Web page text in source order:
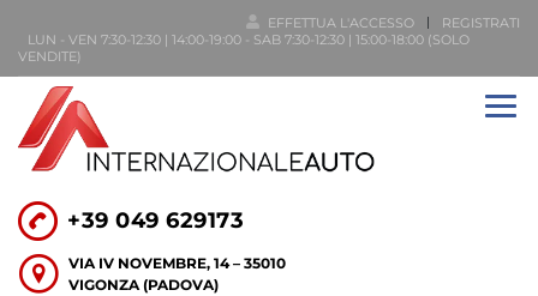
EFFETTUA L'ACCESSO
REGISTRATI
LUN - VEN 7:30-12:30 | 14:00-19:00 - SAB 7:30-12:30 | 15:00-18:00 (SOLO
VENDITE)
+39 049 629173
VIA IV NOVEMBRE, 14 – 35010
VIGONZA (PADOVA)